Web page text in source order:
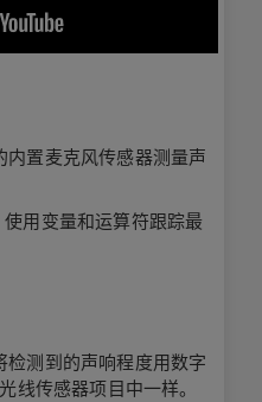
置麦克风传感器测量声
用变量和运算符跟踪最
测到的声响程度用数字
传感器项目中一样。